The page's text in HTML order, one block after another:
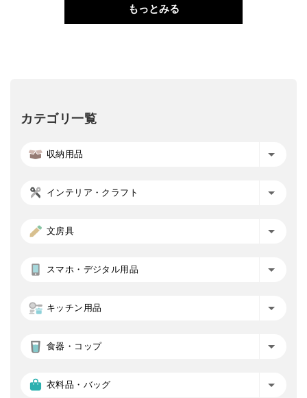
もっとみる
カテゴリ一覧
収納用品
インテリア・クラフト
文房具
スマホ・デジタル用品
キッチン用品
食器・コップ
衣料品・バッグ